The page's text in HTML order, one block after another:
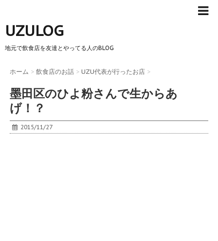
UZULOG
地元で飲食店を友達とやってる人のBLOG
ホーム > 飲食店のお話 > UZU代表が行ったお店 >
墨田区のひよ粉さんで生からあ
げ！？
2015/11/27